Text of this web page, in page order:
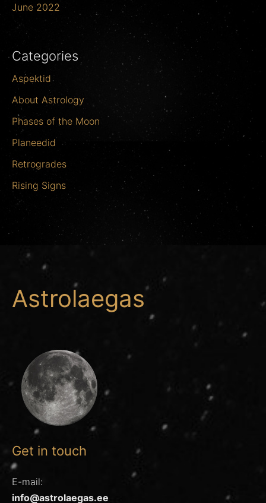
June 2022
Categories
Aspektid
About Astrology
Phases of the Moon
Planeedid
Retrogrades
Rising Signs
Astrolaegas
Get in touch
E-mail:
info@astrolaegas.ee